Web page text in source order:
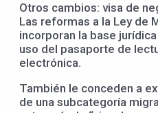
Otros cambios: visa de
Las reformas a la Ley de
incorporan la base
uso del pasaporte de
electrónica.
También le conceden a
de una subcategoría